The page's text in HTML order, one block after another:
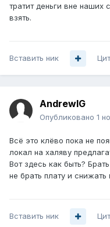
тратит деньги вне наших
взять.
Вставить ник
AndrewIG
Опубликовано 1
Всё это клёво пока не
локал на халяву
Вот здесь как быть?
не брать плату и снижать
Вставить ник